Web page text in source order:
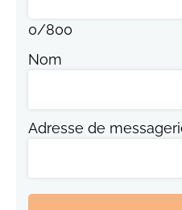
0/800
Nom
Adresse de